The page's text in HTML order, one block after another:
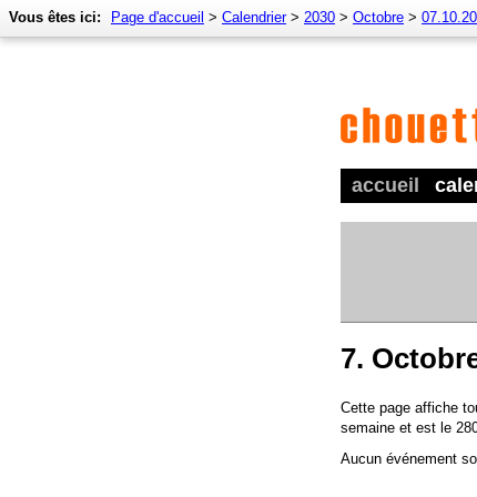
accueil
Vous êtes ici: Page d'accueil > Calendrier> 2030 > Octobre >
7.
Cette page affiche
semaine et est le
Aucun événement